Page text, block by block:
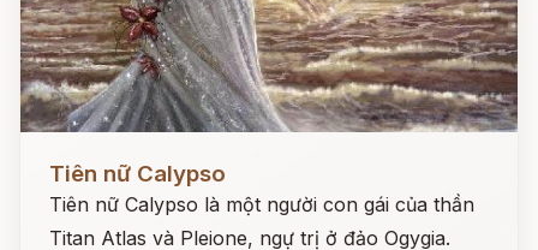
Tiên nữ Calypso
Tiên nữ Calypso là một người con gái của thần
Titan Atlas và Pleione, ngự trị ở đảo Ogygia.